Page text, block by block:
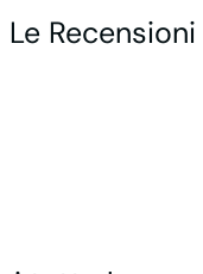
Le